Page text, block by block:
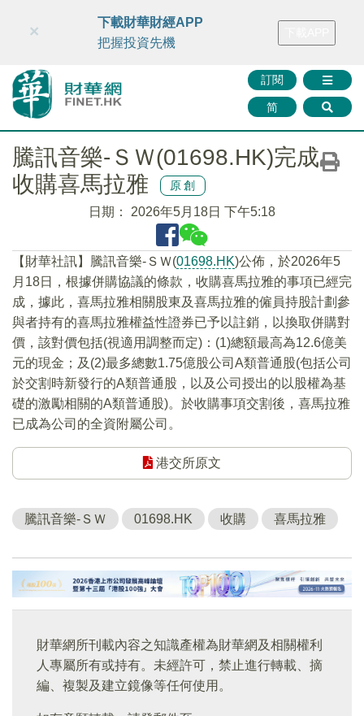
財華智庫網 FINTV FINMETA 財華證券 媒體矩陣
訂閱
简
×
下載財華財經APP
把握投資先機
騰訊音樂-ＳＷ(01698.HK)完成
收購喜馬拉雅
原創
日期： 2026年5月18日 下午5:18
​【財華社訊】騰訊音樂-ＳＷ(01698.HK)公佈，於2026年5
月18日，根據併購協議的條款，收購喜馬拉雅的事項已經完
成，據此，喜馬拉雅相關股東及喜馬拉雅的僱員持股計劃參
與者持有的喜馬拉雅權益性證券已予以註銷，以換取併購對
價，該對價包括(視適用調整而定)：(1)總額最高為12.6億美
元的現金；及(2)最多總數1.75億股公司A類普通股(包括公司
於交割時新發行的A類普通股，以及公司授出的以股權為基
礎的激勵相關的A類普通股)。於收購事項交割後，喜馬拉雅
已成為公司的全資附屬公司。
港交所原文
騰訊音樂-ＳＷ 01698.HK 收購 喜馬拉雅
財華網所刊載內容之知識產權為財華網及相關權利
人專屬所有或持有。未經許可，禁止進行轉載、摘
編、複製及建立鏡像等任何使用。